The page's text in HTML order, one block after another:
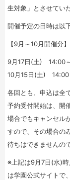
生対象」とさせてい
開催予定の日時は以
【9月～10月開催分】
9月17日(土) 14:00～
10月15日(土) 14:00
各回とも、申込は全
予約受付開始は、開
場合でもキャンセル
すので、その場合の
待ちはできませんの
※上記は9月7日(水)
は学園公式サイトで